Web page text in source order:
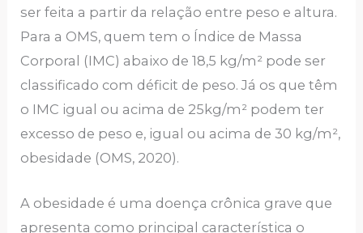
ser feita a partir da relação entre peso e altura.
Para a OMS, quem tem o Índice de Massa
Corporal (IMC) abaixo de 18,5 kg/m² pode ser
classificado com déficit de peso. Já os que têm
o IMC igual ou acima de 25kg/m² podem ter
excesso de peso e, igual ou acima de 30 kg/m²,
obesidade (OMS, 2020).
A obesidade é uma doença crônica grave que
apresenta como principal característica o